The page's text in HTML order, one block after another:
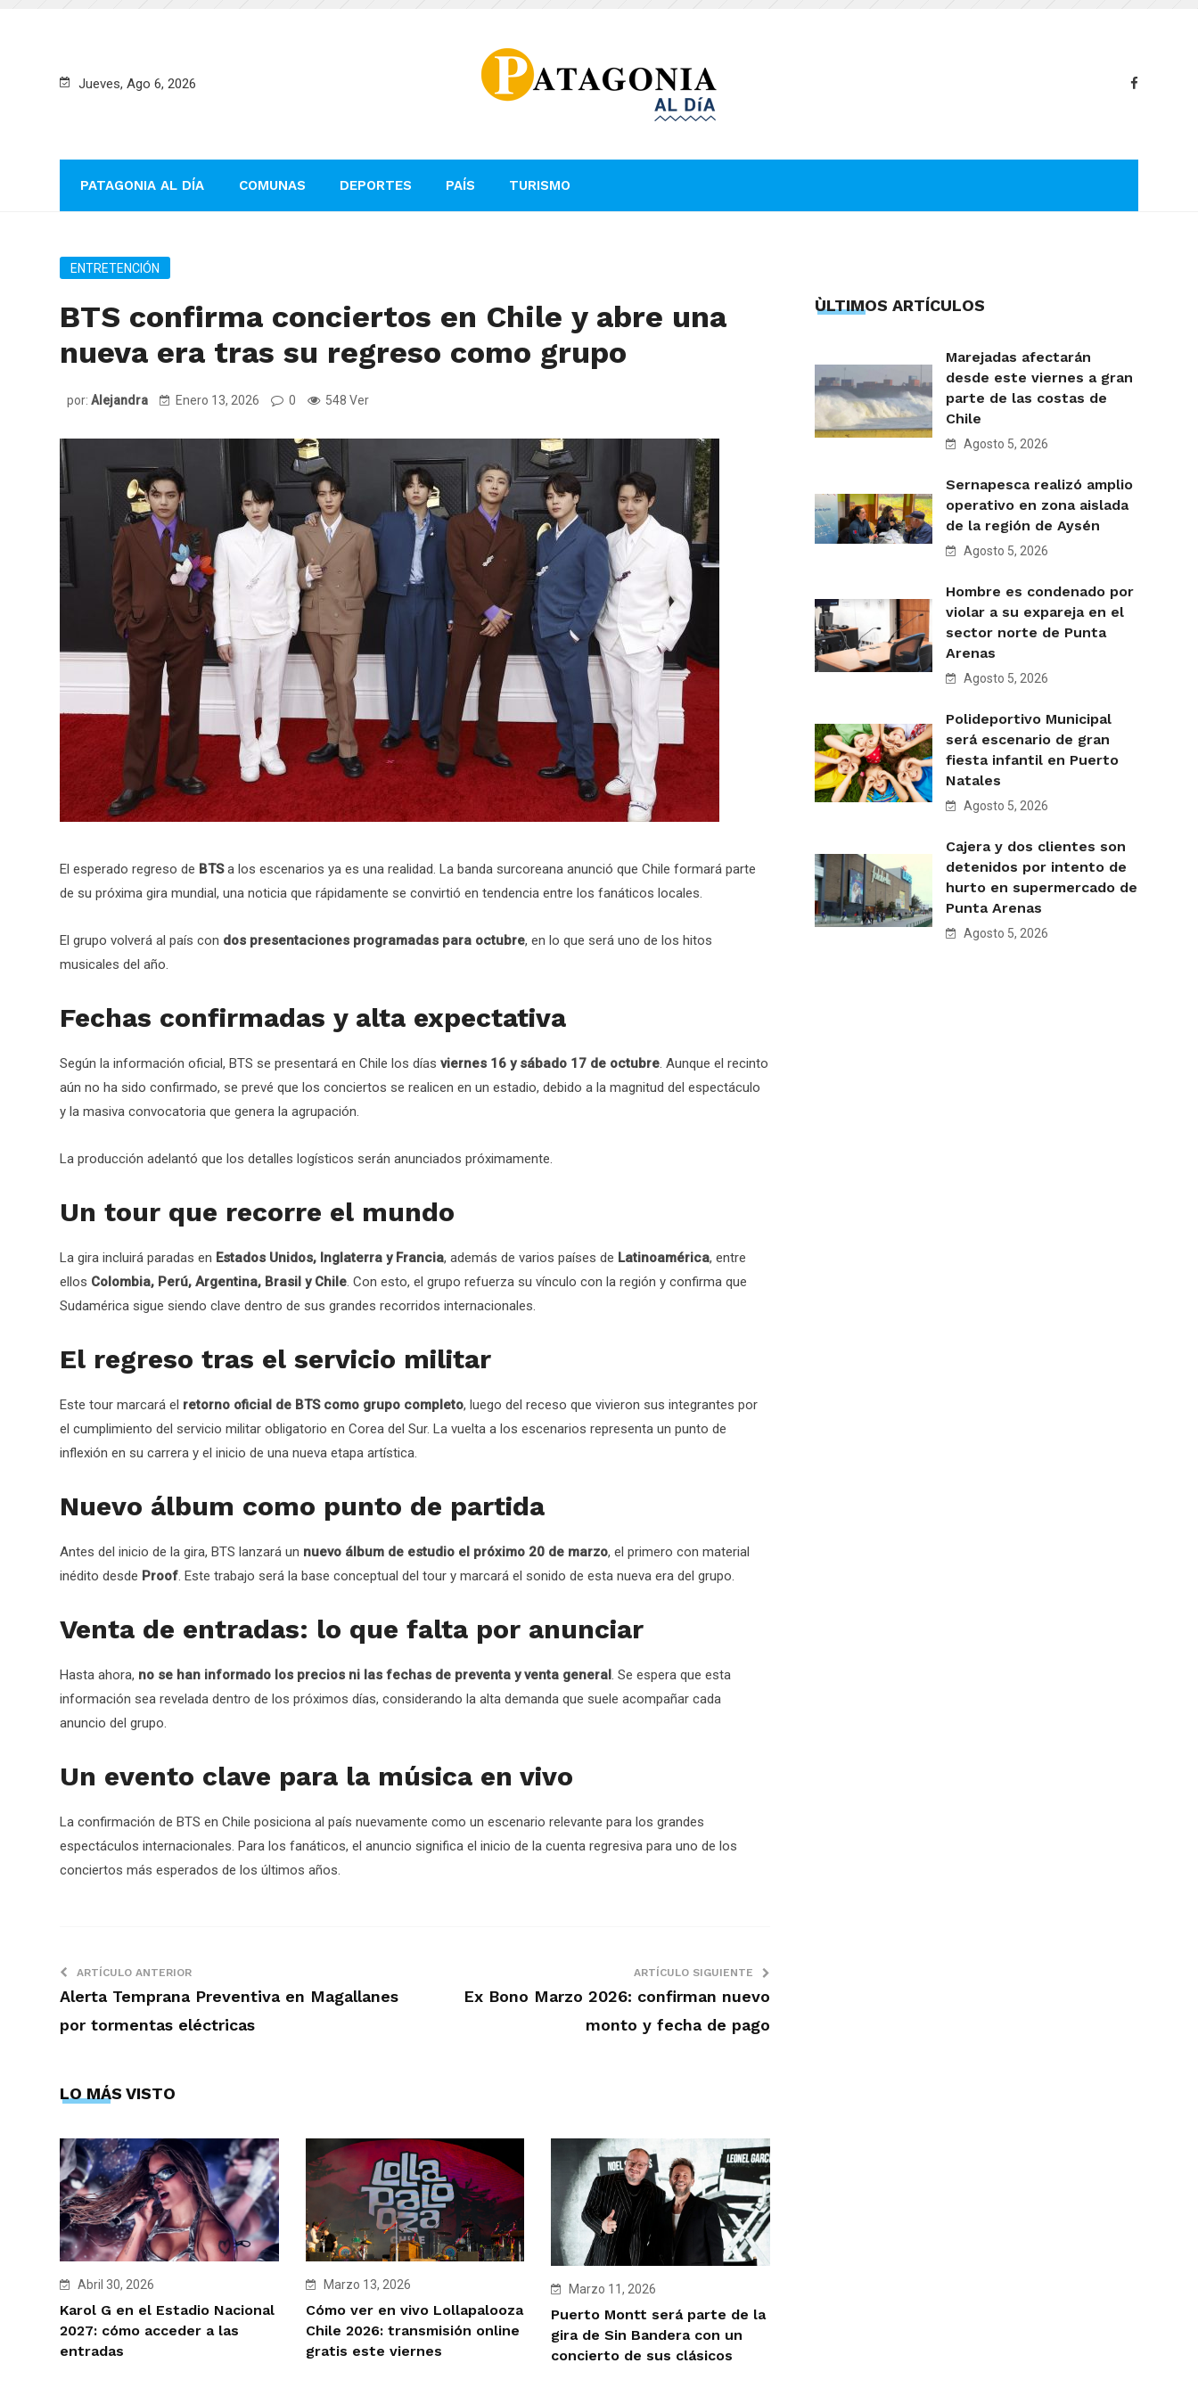
Jueves, Ago 6, 2026
PATAGONIA AL DÍA COMUNAS DEPORTES PAÍS TURISMO
ENTRETENCIÓN
BTS confirma conciertos en Chile y abre una
nueva era tras su regreso como grupo
por: Alejandra Enero 13, 2026 0 548 Ver
El esperado regreso de BTSa los escenarios ya es una realidad. La banda surcoreana anunció que Chile formará parte
de su próxima gira mundial, una noticia que rápidamente se convirtió en tendencia entre los fanáticos locales.
El grupo volverá al país con dos presentaciones programadas para octubre, en lo que será uno de los hitos
musicales del año.
Fechas confirmadas y alta expectativa
Según la información oficial, BTS se presentará en Chile los días viernes 16 y sábado 17 de octubre. Aunque el recinto
aún no ha sido confirmado, se prevé que los conciertos se realicen en un estadio, debido a la magnitud del espectáculo
y la masiva convocatoria que genera la agrupación.
La producción adelantó que los detalles logísticos serán anunciados próximamente.
Un tour que recorre el mundo
La gira incluirá paradas en Estados Unidos, Inglaterra y Francia, además de varios países de Latinoamérica, entre
ellos Colombia, Perú, Argentina, Brasil y Chile. Con esto, el grupo refuerza su vínculo con la región y confirma que
Sudamérica sigue siendo clave dentro de sus grandes recorridos internacionales.
El regreso tras el servicio militar
Este tour marcará el retorno oficial de BTS como grupo completo, luego del receso que vivieron sus integrantes por
el cumplimiento del servicio militar obligatorio en Corea del Sur. La vuelta a los escenarios representa un punto de
inflexión en su carrera y el inicio de una nueva etapa artística.
Nuevo álbum como punto de partida
Antes del inicio de la gira, BTS lanzará un nuevo álbum de estudio el próximo 20 de marzo, el primero con material
inédito desde Proof. Este trabajo será la base conceptual del tour y marcará el sonido de esta nueva era del grupo.
Venta de entradas: lo que falta por anunciar
Hasta ahora, no se han informado los precios ni las fechas de preventa y venta general. Se espera que esta
información sea revelada dentro de los próximos días, considerando la alta demanda que suele acompañar cada
anuncio del grupo.
Un evento clave para la música en vivo
La confirmación de BTS en Chile posiciona al país nuevamente como un escenario relevante para los grandes
espectáculos internacionales. Para los fanáticos, el anuncio significa el inicio de la cuenta regresiva para uno de los
conciertos más esperados de los últimos años.
ARTÍCULO ANTERIOR
Alerta Temprana Preventiva en Magallanes
por tormentas eléctricas
ARTÍCULO SIGUIENTE
Ex Bono Marzo 2026: confirman nuevo
monto y fecha de pago
LO MÁS VISTO
Abril 30, 2026
Karol G en el Estadio Nacional
2027: cómo acceder a las
entradas
Marzo 13, 2026
Cómo ver en vivo Lollapalooza
Chile 2026: transmisión online
gratis este viernes
Marzo 11, 2026
Puerto Montt será parte de la
gira de Sin Bandera con un
concierto de sus clásicos
ÙLTIMOS ARTÍCULOS
Marejadas afectarán
desde este viernes a gran
parte de las costas de
Chile
Agosto 5, 2026
Sernapesca realizó amplio
operativo en zona aislada
de la región de Aysén
Agosto 5, 2026
Hombre es condenado por
violar a su expareja en el
sector norte de Punta
Arenas
Agosto 5, 2026
Polideportivo Municipal
será escenario de gran
fiesta infantil en Puerto
Natales
Agosto 5, 2026
Cajera y dos clientes son
detenidos por intento de
hurto en supermercado de
Punta Arenas
Agosto 5, 2026